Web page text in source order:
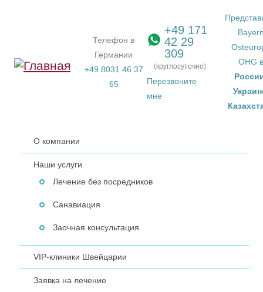
Телефон в
Германии
+49 8031 46 37
65
+49 171
42 29
309
(круглосуточно)
Перезвоните
мне
OHG в
О компании
Наши услуги
Лечение без посредников
Санавиация
Заочная консультация
VIP-клиники Швейцарии
Заявка на лечение